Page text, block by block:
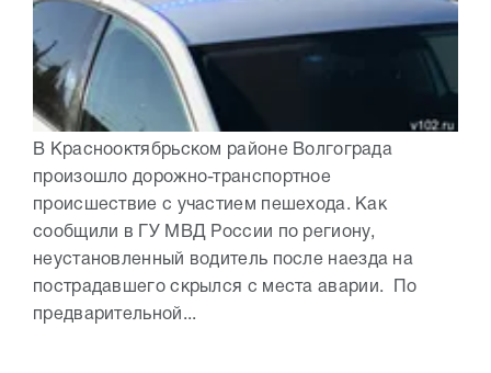
В Краснооктябрьском районе Волгограда
произошло дорожно-транспортное
происшествие с участием пешехода. Как
сообщили в ГУ МВД России по региону,
неустановленный водитель после наезда на
пострадавшего скрылся с места аварии. По
предварительной...